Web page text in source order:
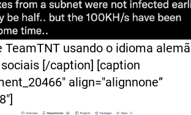
TeamTNT usando o idioma
[/caption] [caption
align="alignnone”